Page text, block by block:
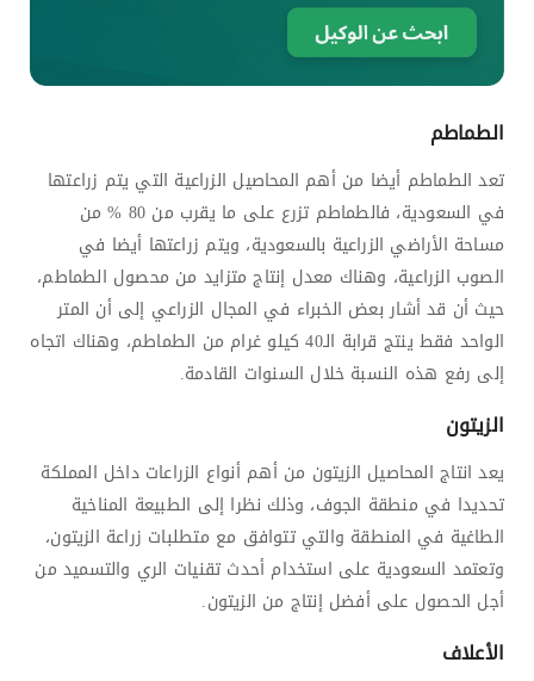
الطماطم
تعد الطماطم أيضا من أهم المحاصيل الزراعية التي يتم زراعتها
في السعودية، فالطماطم تزرع على ما يقرب من 80 % من
مساحة الأراضي الزراعية بالسعودية، ويتم زراعتها أيضا في
الصوب الزراعية، وهناك معدل إنتاج متزايد من محصول الطماطم،
حيث أن قد أشار بعض الخبراء في المجال الزراعي إلى أن المتر
الواحد فقط ينتج قرابة الـ40 كيلو غرام من الطماطم، وهناك اتجاه
إلى رفع هذه النسبة خلال السنوات القادمة.
الزيتون
يعد انتاج المحاصيل الزيتون من أهم أنواع الزراعات داخل المملكة
تحديدا في منطقة الجوف، وذلك نظرا إلى الطبيعة المناخية
الطاغية في المنطقة والتي تتوافق مع متطلبات زراعة الزيتون،
وتعتمد السعودية على استخدام أحدث تقنيات الري والتسميد من
أجل الحصول على أفضل إنتاج من الزيتون.
الأعلاف